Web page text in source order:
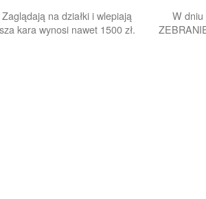
na działki i wlepiają
kara wynosi nawet 1500 zł.
W dniu